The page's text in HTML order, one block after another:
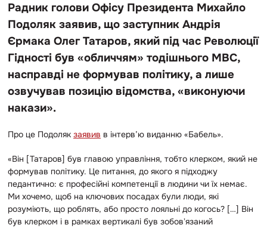
Радник голови Офісу Президента Михайло
Подоляк заявив, що заступник Андрія
Єрмака Олег Татаров, який під час Революції
Гідності був «обличчям» тодішнього МВС,
насправді не формував політику, а лише
озвучував позицію відомства, «виконуючи
накази».
Про це Подоляк заявив в інтерв’ю виданню «Бабель».
«Він [Татаров] був главою управління, тобто клерком, який не
формував політику. Це питання, до якого я підходжу
педантично: є професійні компетенції в людини чи їх немає.
Ми хочемо, щоб на ключових посадах були люди, які
розуміють, що роблять, або просто лояльні до когось? […] Він
був клерком і в рамках вертикалі був зобовʼязаний